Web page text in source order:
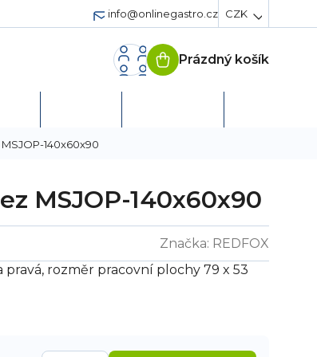
info@onlinegastro.cz CZK
Nákupní
Prázdný košík
140x60x90
MSJOP-140x60x90
Značka: REDFOX
rozměr pracovní plochy 79 x 53